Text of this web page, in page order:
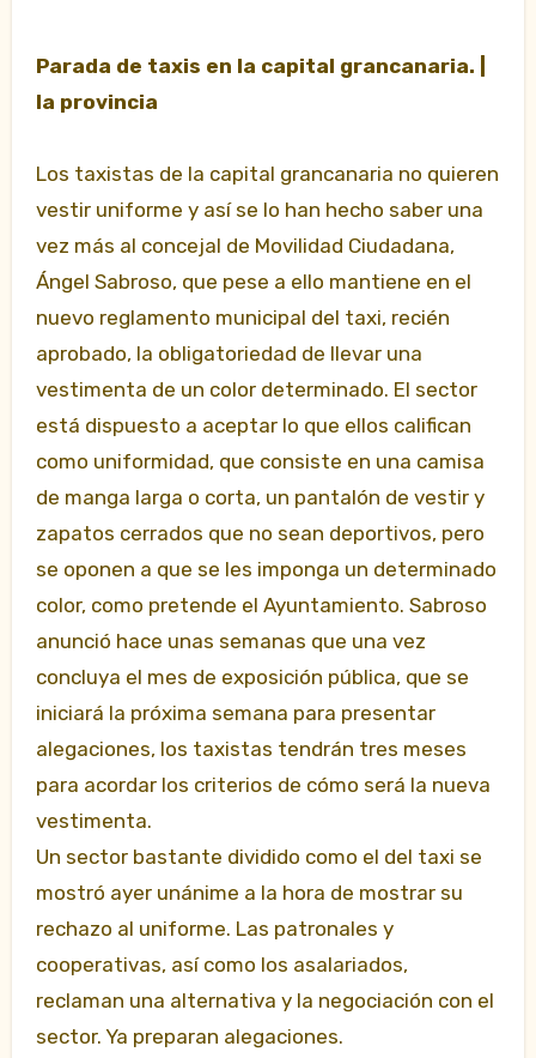
Parada de taxis en la capital grancanaria. |
la provincia
Los taxistas de la capital grancanaria no quieren
vestir uniforme y así se lo han hecho saber una
vez más al concejal de Movilidad Ciudadana,
Ángel Sabroso, que pese a ello mantiene en el
nuevo reglamento municipal del taxi, recién
aprobado, la obligatoriedad de llevar una
vestimenta de un color determinado. El sector
está dispuesto a aceptar lo que ellos califican
como uniformidad, que consiste en una camisa
de manga larga o corta, un pantalón de vestir y
zapatos cerrados que no sean deportivos, pero
se oponen a que se les imponga un determinado
color, como pretende el Ayuntamiento. Sabroso
anunció hace unas semanas que una vez
concluya el mes de exposición pública, que se
iniciará la próxima semana para presentar
alegaciones, los taxistas tendrán tres meses
para acordar los criterios de cómo será la nueva
vestimenta.
Un sector bastante dividido como el del taxi se
mostró ayer unánime a la hora de mostrar su
rechazo al uniforme. Las patronales y
cooperativas, así como los asalariados,
reclaman una alternativa y la negociación con el
sector. Ya preparan alegaciones.